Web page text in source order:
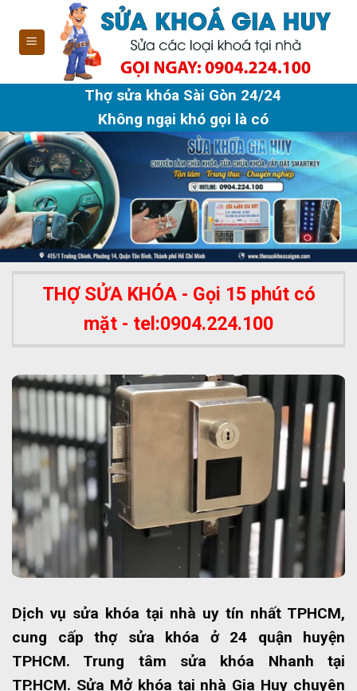
content
Thợ sửa khóa Sài Gòn 24/24
Không ngại khó gọi là có
Dịch vụ sửa khóa tại nhà uy tín nhất TPHCM,
cung cấp thợ sửa khóa ở 24 quận huyện
TPHCM. Trung tâm sửa khóa Nhanh tại
TP.HCM. Sửa Mở khóa tại nhà Gia Huy chuyên
THỢ SỬA KHÓA - Gọi 15 phút có
mặt - tel:0904.224.100